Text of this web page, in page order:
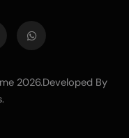
2026.Developed By
.